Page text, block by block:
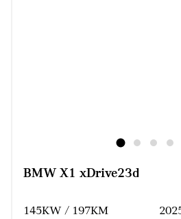
BMW X1 xDrive23d
145KW / 197KM